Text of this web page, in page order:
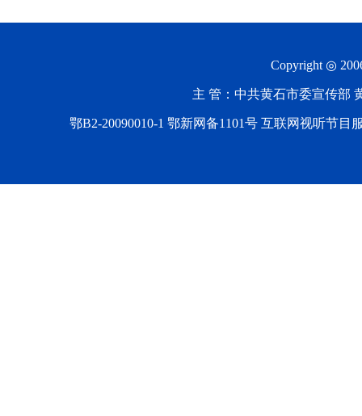
Copyright ◎
主 管：中共黄石市委宣传部
鄂B2-20090010-1 鄂新网备1101号 互联网视听节目